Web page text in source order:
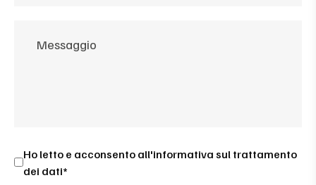
Ho letto e acconsento all'informativa sul trattamento
dei dati*